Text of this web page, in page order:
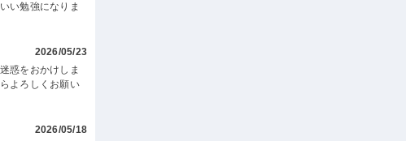
い勉強になりま
2026/05/23
惑をおかけしま
よろしくお願い
2026/05/18